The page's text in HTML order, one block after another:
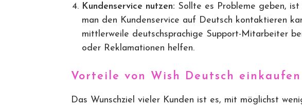
Kundenservice nutzen: Sollte es Probleme geben, ist
man den Kundenservice auf Deutsch kontaktieren
mittlerweile deutschsprachige Support-Mitarbeiter
oder Reklamationen helfen.
Vorteile von Wish Deutsch einkaufen
Das Wunschziel vieler Kunden ist es, mit möglichst